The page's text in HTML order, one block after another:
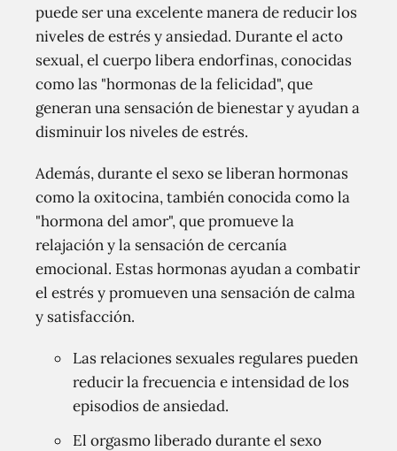
puede ser una excelente manera de reducir los
niveles de estrés y ansiedad. Durante el acto
sexual, el cuerpo libera endorfinas, conocidas
como las "hormonas de la felicidad", que
generan una sensación de bienestar y ayudan a
disminuir los niveles de estrés.
Además, durante el sexo se liberan hormonas
como la oxitocina, también conocida como la
"hormona del amor", que promueve la
relajación y la sensación de cercanía
emocional. Estas hormonas ayudan a combatir
el estrés y promueven una sensación de calma
y satisfacción.
Las relaciones sexuales regulares pueden
reducir la frecuencia e intensidad de los
episodios de ansiedad.
El orgasmo liberado durante el sexo